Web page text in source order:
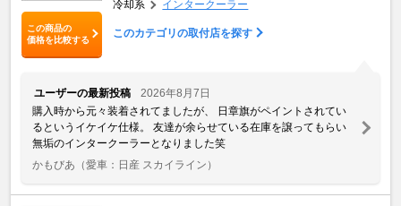
この商品の
価格を比較する
冷却系 インタークーラー
このカテゴリの取付店を探す
ユーザーの最新投稿
2026年8月7日
購入時から元々装着されてましたが、 日章旗がペイントされてい
るというイケイケ仕様。 友達が余らせている在庫を譲ってもらい
無垢のインタークーラーとなりました笑
かもびあ （愛車：日産 スカイライン）